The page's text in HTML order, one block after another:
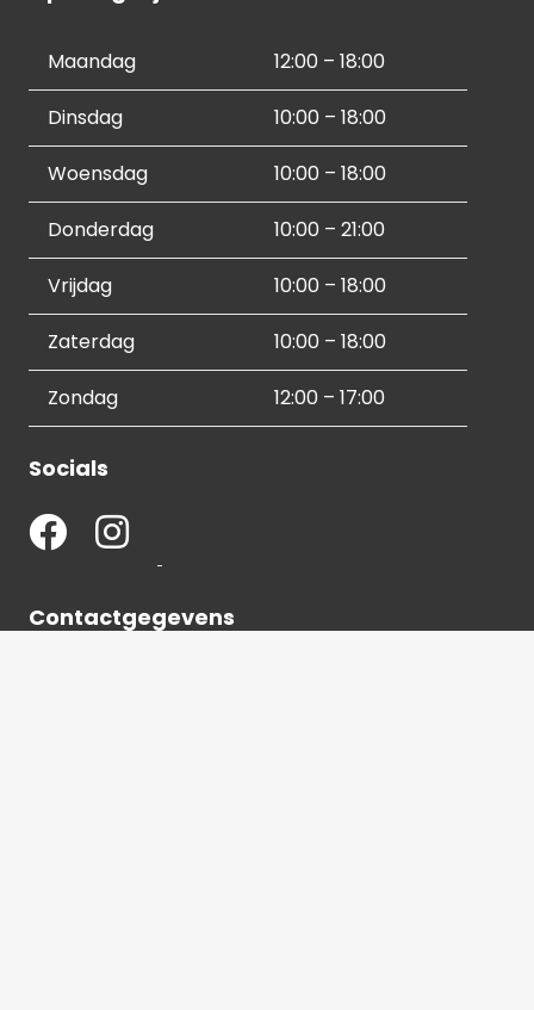
Maandag 12:00 – 18:00
Dinsdag 10:00 – 18:00
Woensdag 10:00 – 18:00
Donderdag 10:00 – 21:00
Vrijdag 10:00 – 18:00
Zaterdag 10:00 – 18:00
Zondag 12:00 – 17:00
Socials
Contactgegevens